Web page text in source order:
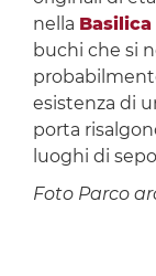
nella
buchi che si
esistenza di
porta
luoghi di
Foto Parco